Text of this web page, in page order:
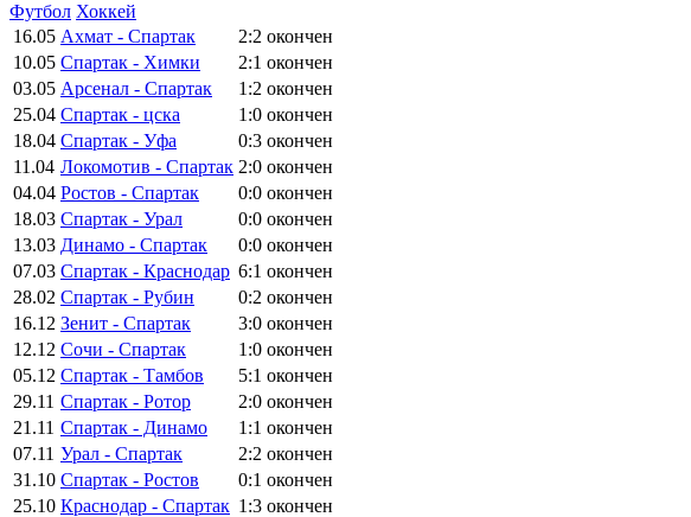
Футбол Хоккей
16.05 Ахмат - Спартак 2:2 окончен
10.05 Спартак - Химки 2:1 окончен
03.05 Арсенал - Спартак 1:2 окончен
25.04 Спартак - цска 1:0 окончен
18.04 Спартак - Уфа 0:3 окончен
11.04 Локомотив - Спартак 2:0 окончен
04.04 Ростов - Спартак 0:0 окончен
18.03 Спартак - Урал 0:0 окончен
13.03 Динамо - Спартак 0:0 окончен
07.03 Спартак - Краснодар 6:1 окончен
28.02 Спартак - Рубин 0:2 окончен
16.12 Зенит - Спартак 3:0 окончен
12.12 Сочи - Спартак 1:0 окончен
05.12 Спартак - Тамбов 5:1 окончен
29.11 Спартак - Ротор 2:0 окончен
21.11 Спартак - Динамо 1:1 окончен
07.11 Урал - Спартак 2:2 окончен
31.10 Спартак - Ростов 0:1 окончен
25.10 Краснодар - Спартак 1:3 окончен